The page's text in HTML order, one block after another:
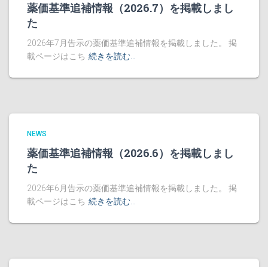
薬価基準追補情報（2026.7）を掲載しまし
た
2026年7月告示の薬価基準追補情報を掲載しました。 掲
載ページはこち 続きを読む…
NEWS
薬価基準追補情報（2026.6）を掲載しまし
た
2026年6月告示の薬価基準追補情報を掲載しました。 掲
載ページはこち 続きを読む…